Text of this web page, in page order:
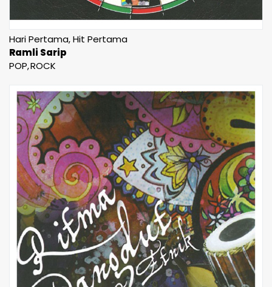
Hari Pertama, Hit Pertama
Ramli Sarip
POP ROCK